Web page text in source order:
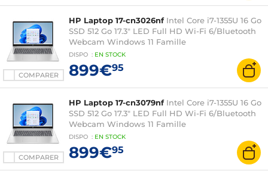
COMPARER
HP Laptop 17-cn3026nf Intel Core i7-1355U 16 Go
SSD 512 Go 17.3" LED Full HD Wi-Fi 6/Bluetooth
Webcam Windows 11 Famille
DISPO : EN STOCK
899€95
COMPARER
HP Laptop 17-cn3079nf Intel Core i7-1355U 16 Go
SSD 512 Go 17.3" LED Full HD Wi-Fi 6/Bluetooth
Webcam Windows 11 Famille
DISPO : EN STOCK
899€95